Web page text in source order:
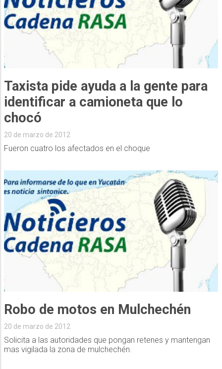
Taxista pide ayuda a la gente para
identificar a camioneta que lo
chocó
20 de marzo de 2012
Fueron cuatro los afectados en el choque
Robo de motos en Mulchechén
20 de marzo de 2012
Solicita a las autoridades que pongan retenes y mantengan
mas vigilada la zona de mulchechén.